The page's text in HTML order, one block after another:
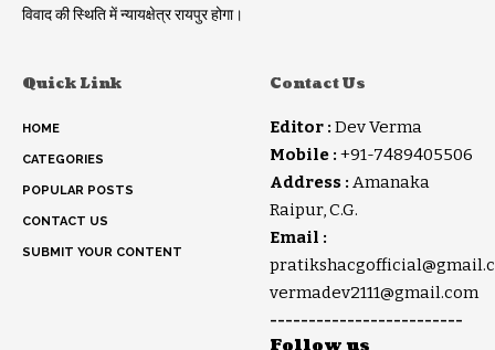
विवाद की स्थिति में न्यायक्षेत्र रायपुर होगा।
Quick Link
HOME
CATEGORIES
POPULAR POSTS
CONTACT US
SUBMIT YOUR CONTENT
Contact Us
Editor : Dev Verma
Mobile : +91-7489405506
Address : Amanaka
Raipur, C.G.
Email :
vermadev2111@gmail.com
-------------------------